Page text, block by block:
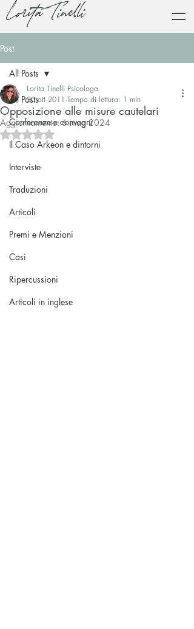
Lorita Tinelli
Post
All Posts
Conferenze e convegni
Il Caso Arkeon e dintorni
Interviste
Traduzioni
Articoli
Premi e Menzioni
Casi
Ripercussioni
Articoli in inglese
All Posts
Opposizione alle misure cautelari
Lorita Tinelli Psicologa
30 ott 2011 Tempo di lettura: 1 min
Aggiornamento:6 mag 2024
Valutazione NaN stelle su 5.